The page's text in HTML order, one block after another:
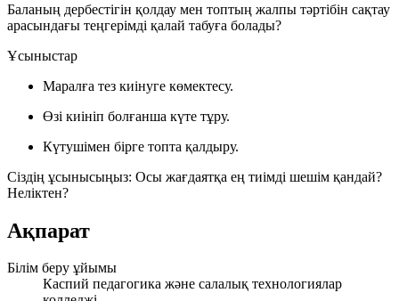
Баланың дербестігін қолдау мен топтың жалпы тәртібін сақтау
арасындағы теңгерімді қалай табуға болады?
Ұсыныстар
Маралға тез киінуге көмектесу.
Өзі киініп болғанша күте тұру.
Күтушімен бірге топта қалдыру.
Сіздің ұсынысыңыз: Осы жағдаятқа ең тиімді шешім қандай?
Неліктен?
Ақпарат
Білім беру ұйымы
Каспий педагогика және салалық технологиялар